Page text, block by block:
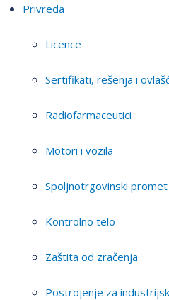
Privreda
Licence
Sertifikati, rešenja i
Radiofarmaceutici
Motori i vozila
Spoljnotrgovinski promet
Kontrolno telo
Zaštita od zračenja
Postrojenje za